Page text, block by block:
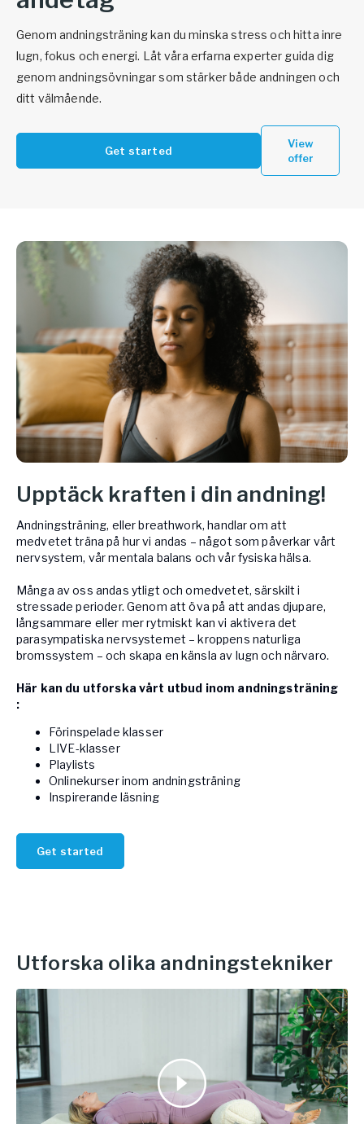
Genom andningsträning kan du minska stress och hitta inre
lugn, fokus och energi. Låt våra erfarna experter guida dig
genom andningsövningar som stärker både andningen och
ditt välmående.
Get started
View
offer
Utforska olika andningstekniker
Upptäck kraften i din andning!
Andningsträning, eller breathwork, handlar om att
medvetet träna på hur vi andas – något som påverkar vårt
nervsystem, vår mentala balans och vår fysiska hälsa.
Många av oss andas ytligt och omedvetet, särskilt i
stressade perioder. Genom att öva på att andas djupare,
långsammare eller mer rytmiskt kan vi aktivera det
parasympatiska nervsystemet – kroppens naturliga
bromssystem – och skapa en känsla av lugn och närvaro.
Här kan du utforska vårt utbud inom andningsträning
:
Förinspelade klasser
LIVE-klasser
Playlists
Onlinekurser inom andningsträning
Inspirerande läsning
Get started